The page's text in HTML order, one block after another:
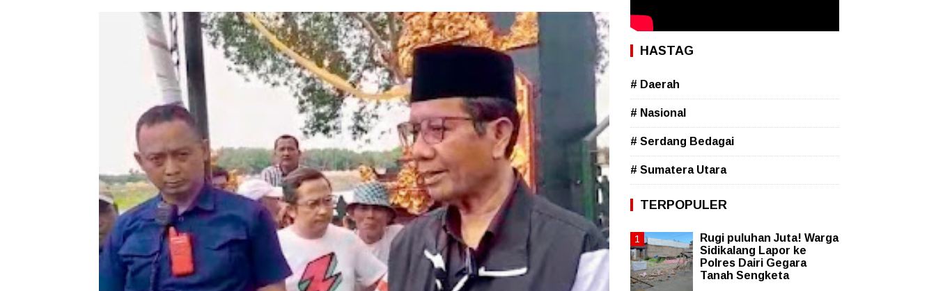
HASTAG
# Daerah
# Nasional
# Serdang Bedagai
# Sumatera Utara
TERPOPULER
Rugi puluhan Juta! Warga
Sidikalang Lapor ke
Polres Dairi Gegara
Tanah Sengketa